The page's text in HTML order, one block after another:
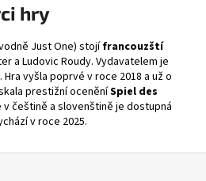
hry
Just One) stojí francouzští
a Ludovic Roudy. Vydavatelem je
. Hra vyšla poprvé v roce 2018 a už o
prestižní oceněníSpiel des
v češtině a slovenštině je dostupná
v roce 2025.